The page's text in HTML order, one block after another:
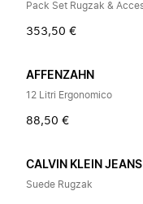
353,50 €
AFFENZAHN
12 Litri Ergonomico
88,50 €
CALVIN KLEIN JEANS
Suede Rugzak